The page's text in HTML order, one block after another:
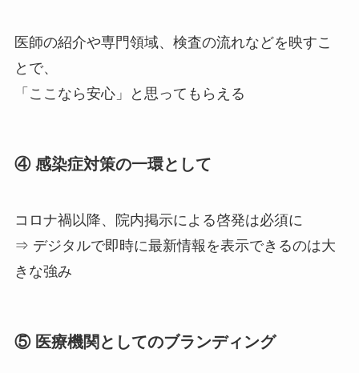
医師の紹介や専門領域、検査の流れなどを映すこ
とで、
「ここなら安心」と思ってもらえる
④ 感染症対策の一環として
コロナ禍以降、院内掲示による啓発は必須に
⇒ デジタルで即時に最新情報を表示できるのは大
きな強み
⑤ 医療機関としてのブランディング